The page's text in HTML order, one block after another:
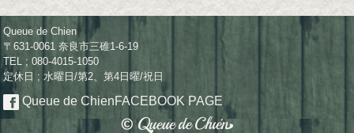
Queue de Chien
〒631-0061 奈良市三碓1-6-19
TEL ; 080-4015-1050
定休日 ; 水曜日/第2、第4日曜/祝日
Queue de ChienFACEBOOK PAGE